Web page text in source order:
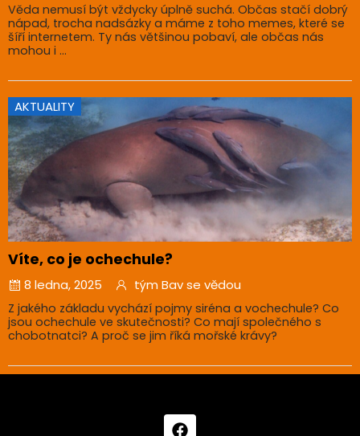
Věda nemusí být vždycky úplně suchá. Občas stačí dobrý
nápad, trocha nadsázky a máme z toho memes, které se
šíří internetem. Ty nás většinou pobaví, ale občas nás
mohou i ...
AKTUALITY
Víte, co je ochechule?
8 ledna, 2025 tým Bav se vědou
Z jakého základu vychází pojmy siréna a vochechule? Co
jsou ochechule ve skutečnosti? Co mají společného s
chobotnatci? A proč se jim říká mořské krávy?